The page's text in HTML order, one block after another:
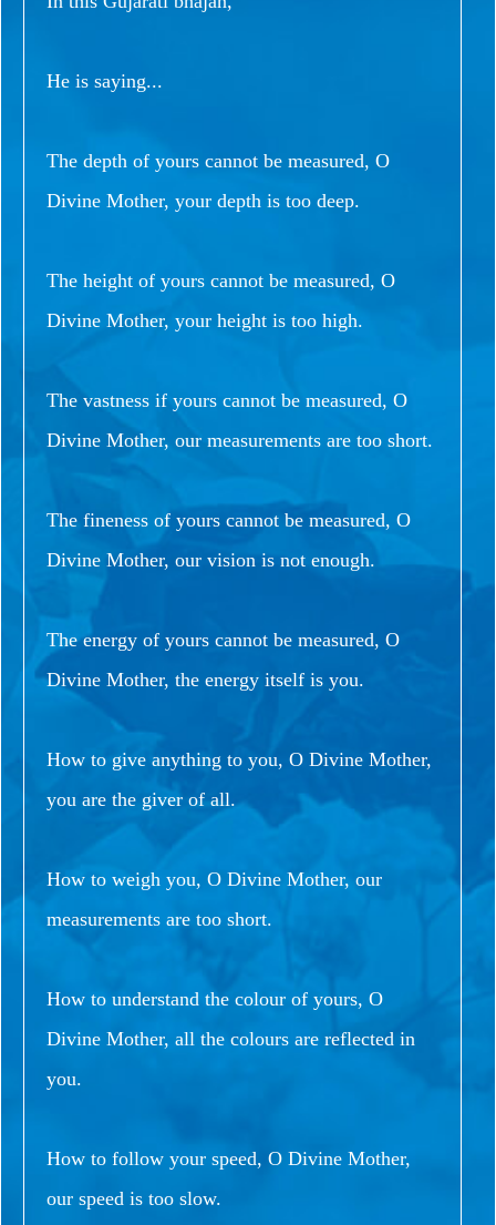
He is saying...
The depth of yours cannot be measured, O
Divine Mother, your depth is too deep.
The height of yours cannot be measured, O
Divine Mother, your height is too high.
The vastness if yours cannot be measured, O
Divine Mother, our measurements are too short.
The fineness of yours cannot be measured, O
Divine Mother, our vision is not enough.
The energy of yours cannot be measured, O
Divine Mother, the energy itself is you.
How to give anything to you, O Divine Mother,
you are the giver of all.
How to weigh you, O Divine Mother, our
measurements are too short.
How to understand the colour of yours, O
Divine Mother, all the colours are reflected in
you.
How to follow your speed, O Divine Mother,
our speed is too slow.